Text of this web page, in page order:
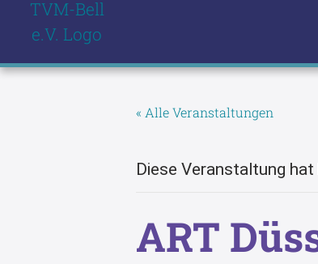
« Alle Veranstaltungen
Diese Veranstaltung
ART